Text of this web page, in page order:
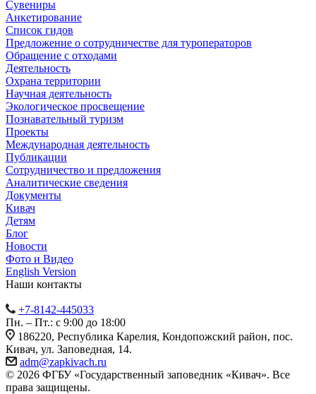
Сувениры
Анкетирование
Список гидов
Предложение о сотрудничестве для туроператоров
Обращение с отходами
Деятельность
Охрана территории
Научная деятельность
Экологическое просвещение
Познавательный туризм
Проекты
Международная деятельность
Публикации
Сотрудничество и предложения
Аналитические сведения
Документы
Кивач
Детям
Блог
Новости
Фото и Видео
English Version
Наши контакты
+7-8142-445033
Пн. – Пт.: с 9:00 до 18:00
186220, Республика Карелия, Кондопожский район, пос.
Кивач, ул. Заповедная, 14.
adm@zapkivach.ru
© 2026 ФГБУ «Государственный заповедник «Кивач». Все
права защищены.